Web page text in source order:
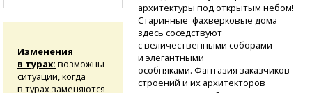
архитектуры под открытым небом!
Старинные фахверковые дома
здесь соседствуют
с величественными соборами
и элегантными
особняками. Фантазия заказчиков
строений и их архитекторов
Изменения
в турах: возможны
ситуации, когда
в турах заменяются